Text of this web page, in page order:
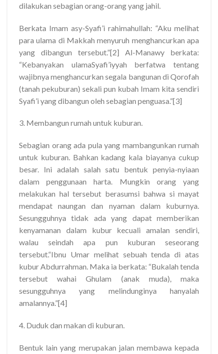
dilakukan sebagian orang-orang yang jahil.
Berkata Imam asy-Syafi’i rahimahullah: “Aku melihat
para ulama di Makkah menyuruh menghancurkan apa
yang dibangun tersebut.”[2] Al-Manawy berkata:
“Kebanyakan ulamaSyafi’iyyah berfatwa tentang
wajibnya menghancurkan segala bangunan di Qorofah
(tanah pekuburan) sekali pun kubah Imam kita sendiri
Syafi’i yang dibangun oleh sebagian penguasa.”[3]
3. Membangun rumah untuk kuburan.
Sebagian orang ada pula yang mambangunkan rumah
untuk kuburan. Bahkan kadang kala biayanya cukup
besar. Ini adalah salah satu bentuk penyia-nyiaan
dalam penggunaan harta. Mungkin orang yang
melakukan hal tersebut berasumsi bahwa si mayat
mendapat naungan dan nyaman dalam kuburnya.
Sesungguhnya tidak ada yang dapat memberikan
kenyamanan dalam kubur kecuali amalan sendiri,
walau seindah apa pun kuburan seseorang
tersebut.“Ibnu Umar melihat sebuah tenda di atas
kubur Abdurrahman. Maka ia berkata: “Bukalah tenda
tersebut wahai Ghulam (anak muda), maka
sesungguhnya yang melindunginya hanyalah
amalannya.”[4]
4. Duduk dan makan di kuburan.
Bentuk lain yang merupakan jalan membawa kepada